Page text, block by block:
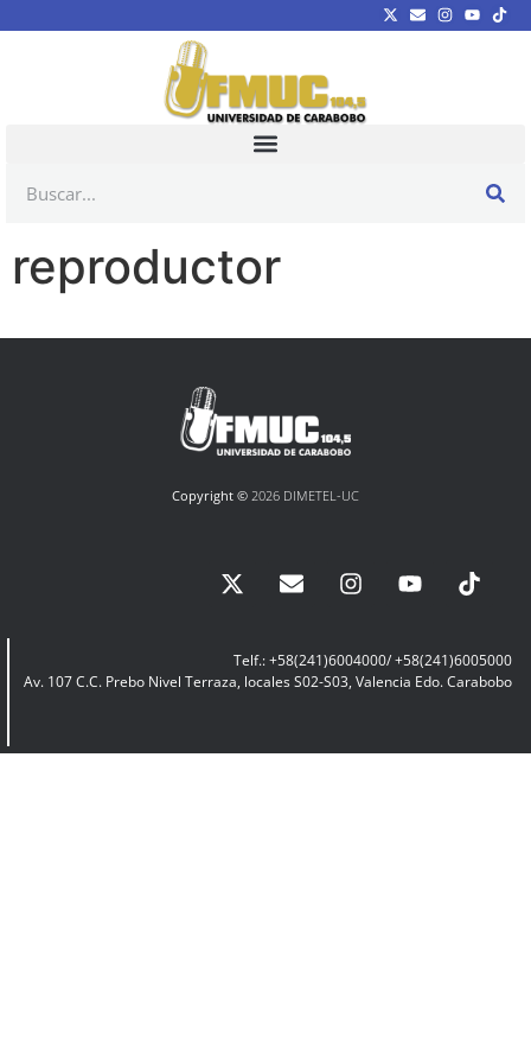
reproductor
Copyright © 2026 DIMETEL-UC
Telf.: +58(241)6004000/ +58(241)6005000
Av. 107 C.C. Prebo Nivel Terraza, locales S02-S03, Valencia Edo. Carabobo